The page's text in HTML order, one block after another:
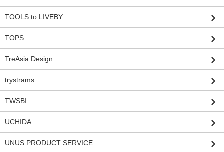
TOOLS to LIVEBY
TOPS
TreAsia Design
trystrams
TWSBI
UCHIDA
UNUS PRODUCT SERVICE